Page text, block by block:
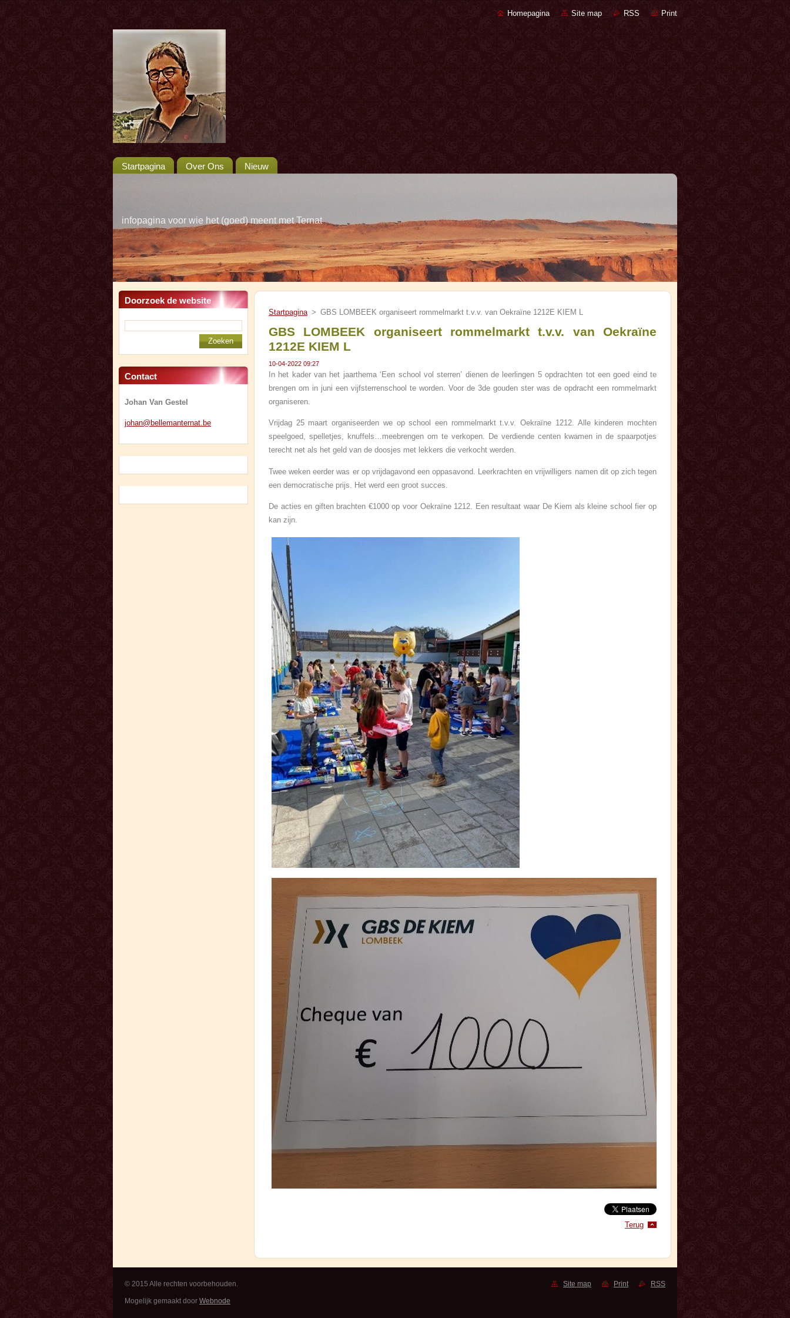
Homepagina Site map RSS Print
Startpagina Over Ons Nieuw
infopagina voor wie het (goed) meent met Ternat
Doorzoek de website
Contact
Johan Van Gestel
johan@be llemanternat.be
Startpagina > GBS LOMBEEK organiseert rommelmarkt t.v.v. van Oekraïne 1212E KIEM L
GBS LOMBEEK organiseert rommelmarkt t.v.v. van Oekraïne
1212E KIEM L
10-04-2022 09:27
In het kader van het jaarthema ‘Een school vol sterren’ dienen de leerlingen 5 opdrachten tot een goed eind te
brengen om in juni een vijfsterrenschool te worden. Voor de 3de gouden ster was de opdracht een rommelmarkt
organiseren.
Vrijdag 25 maart organiseerden we op school een rommelmarkt t.v.v. Oekraïne 1212. Alle kinderen mochten
speelgoed, spelletjes, knuffels…meebrengen om te verkopen. De verdiende centen kwamen in de spaarpotjes
terecht net als het geld van de doosjes met lekkers die verkocht werden.
Twee weken eerder was er op vrijdagavond een oppasavond. Leerkrachten en vrijwilligers namen dit op zich tegen
een democratische prijs. Het werd een groot succes.
De acties en giften brachten €1000 op voor Oekraïne 1212. Een resultaat waar De Kiem als kleine school fier op
kan zijn.
Terug
Site map Print RSS
© 2015 Alle rechten voorbehouden.
Mogelijk gemaakt door Webnode